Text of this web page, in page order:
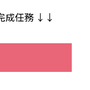
成任務 ↓↓